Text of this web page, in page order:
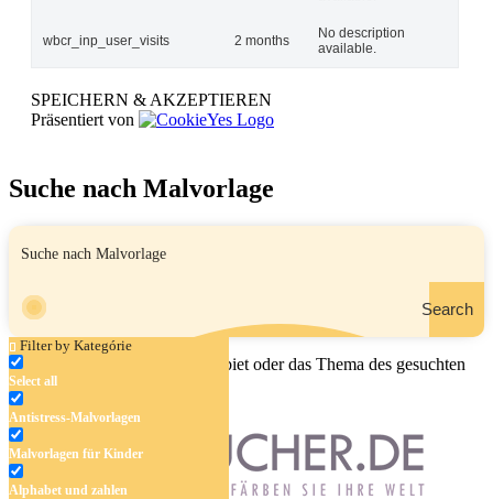
wbcr_inp_user_visits 2 months
No description
available.
SPEICHERN & AKZEPTIEREN
Präsentiert von
Suche nach Malvorlage
Search
Filter by Kategórie
Select all
Antistress-Malvorlagen
Malvorlagen für Kinder
Alphabet und zahlen
Geben Sie den Namen, das Gebiet oder das Thema des gesuchten
Malbuchs ein.